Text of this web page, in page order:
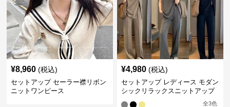
¥8,960 (税込)
セットアップ セーラー襟リボン
ニットワンピース
¥4,980 (税込)
セットアップ レディース モダン
シックリラックスニットアップ
全3色